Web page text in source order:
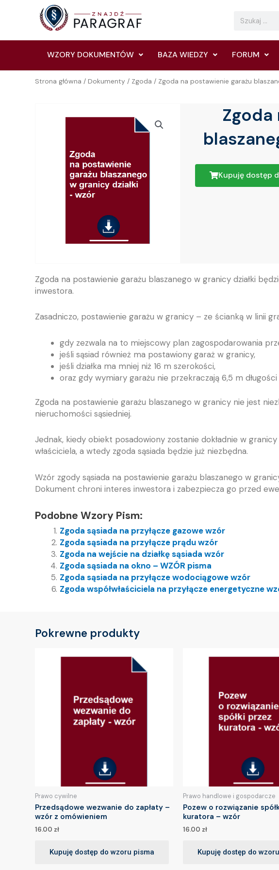
Search
WZORY DOKUMENTÓW BAZA WIEDZY FORUM
Strona główna / Dokumenty / Zgoda / Zgoda na postawienie garażu
Kupuję dostęp
Zgoda na postawienie garażu blaszanego w granicy działki
inwestora.
Zasadniczo, postawienie garażu w granicy – ze ścianką w linii
gdy zezwala na to miejscowy plan zagospodarowania
jeśli sąsiad również ma postawiony garaż w granicy,
jeśli działka ma mniej niż 16 m szerokości,
oraz gdy wymiary garażu nie przekraczają 6,5 m
Zgoda na postawienie garażu blaszanego w granicy nie jest
nieruchomości sąsiedniej.
Jednak, kiedy obiekt posadowiony zostanie dokładnie w
właściciela, a wtedy zgoda sąsiada będzie już niezbędna.
Wzór zgody sąsiada na postawienie garażu blaszanego w
Dokument chroni interes inwestora i zabezpiecza go przed
Podobne Wzory Pism:
Zgoda sąsiada na przyłącze gazowe wzór
Zgoda sąsiada na przyłącze prądu wzór
Zgoda na wejście na działkę sąsiada wzór
Zgoda sąsiada na okno – WZÓR pisma
Zgoda sąsiada na przyłącze wodociągowe wzór
Zgoda współwłaściciela na przyłącze energetyczne
Pokrewne produkty
Prawo cywilne
Przedsądowe wezwanie do zapłaty –
wzór z omówieniem
16.00 zł
Kupuję dostęp do wzoru pisma
Prawo handlowe i gospodarcze
Pozew o rozwiązanie
kuratora – wzór
16.00 zł
Kupuję dostęp do